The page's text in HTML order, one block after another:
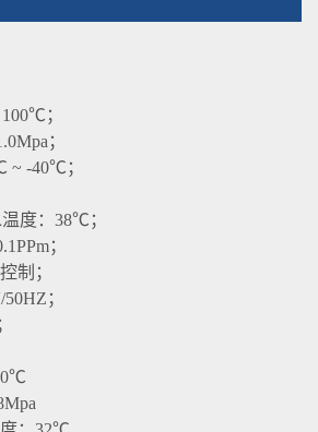
；
；
~ -40℃；
度：38℃；
；
制；
；